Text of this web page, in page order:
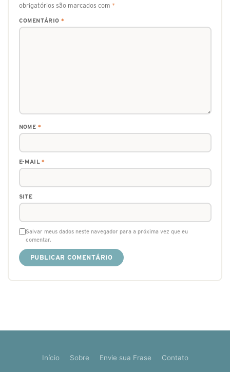
obrigatórios são marcados com *
COMENTÁRIO *
NOME *
E-MAIL*
SITE
Salvar meus dados neste navegador para a próxima vez que eu
comentar.
Início Sobre Envie sua Frase Contato